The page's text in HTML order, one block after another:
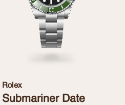
Rolex
Submariner Date